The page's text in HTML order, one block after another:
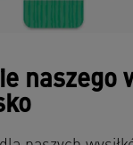
naszego